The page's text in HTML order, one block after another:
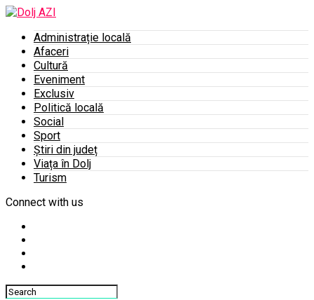
Administrație locală
Afaceri
Cultură
Eveniment
Exclusiv
Politică locală
Social
Sport
Știri din județ
Viața în Dolj
Turism
Connect with us